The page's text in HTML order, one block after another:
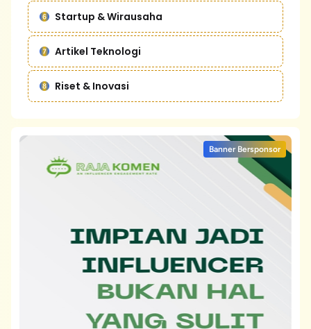
Startup & Wirausaha
Artikel Teknologi
Riset & Inovasi
Banner Bersponsor